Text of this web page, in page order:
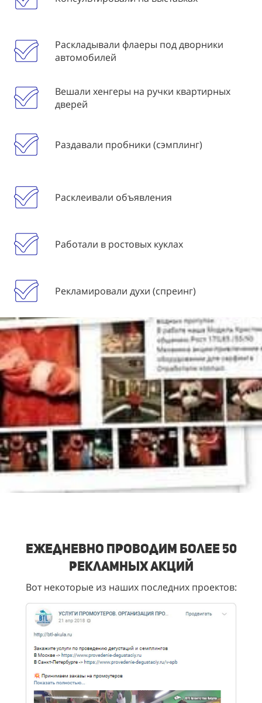
Раскладывали флаеры под дворники
автомобилей
Вешали хенгеры на ручки квартирных
дверей
Раздавали пробники (сэмплинг)
Расклеивали объявления
Работали в ростовых куклах
Рекламировали духи (спреинг)
Ежедневно проводим более 50
рекламных акций
Вот некоторые из наших последних проектов: